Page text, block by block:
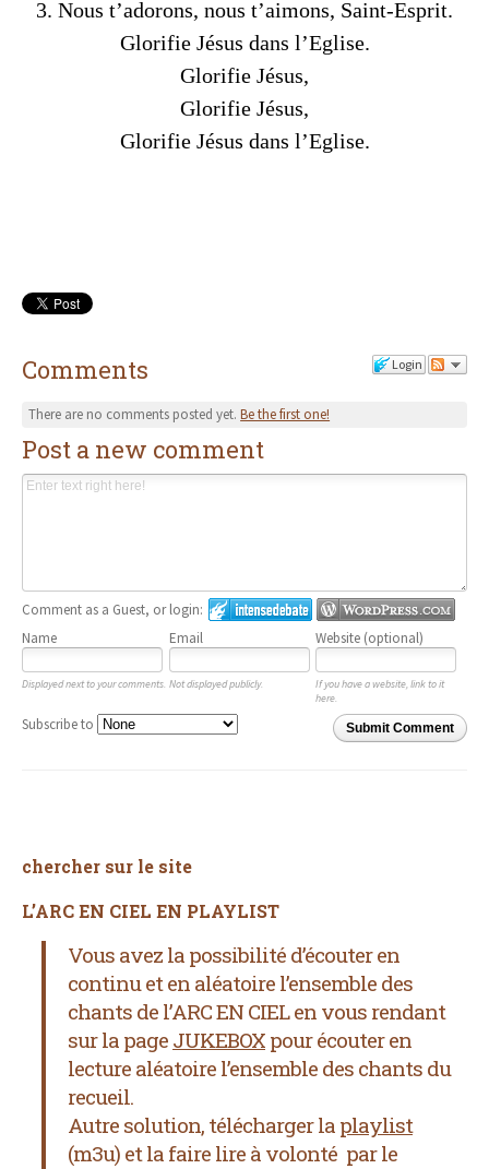
3. Nous t’adorons, nous t’aimons, Saint-Esprit.
Glorifie Jésus dans l’Eglise.
Glorifie Jésus,
Glorifie Jésus,
Glorifie Jésus dans l’Eglise.
Login
Comments
There are no comments posted yet.Be the first one!
Post a new comment
Comment as a Guest, or login:
Name
Email Website (optional)
Displayed next to your comments. Not displayed publicly.
If you have a website, link to it
here.
Submit Comment
Subscribe to
chercher sur le site
L’ARC EN CIEL EN PLAYLIST
Vous avez la possibilité d’écouter en
continu et en aléatoire l’ensemble des
chants de l’ARC EN CIELen vous rendant
sur la page JUKEBOX pour écouter en
lecture aléatoire l’ensemble des chants du
recueil.
Autre solution, télécharger la playlist
(m3u) et la faire lire à volonté par le